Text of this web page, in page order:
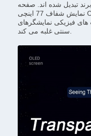
تبدیل شده اند. صفحه
نمایش شفاف 77 اینچی OLED که دارای صفحه نمایش شفاف
فیزیکی نمایشگرهای